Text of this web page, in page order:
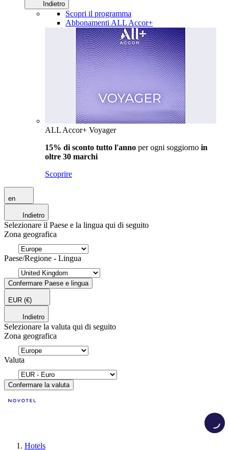
Indietro
Scopri il programma
Abbonamenti ALL Accor+
ALL Accor+ Voyager
15% di sconto tutto l'anno per ogni soggiorno in
oltre 30 marchi
Scoprire
en
Indietro
Selezionare il Paese e la lingua qui di seguito
Zona geografica
Paese/Regione - Lingua
Confermare Paese e lingua
EUR (€)
Indietro
Selezionare la valuta qui di seguito
Zona geografica
Valuta
Confermare la valuta
Hotels